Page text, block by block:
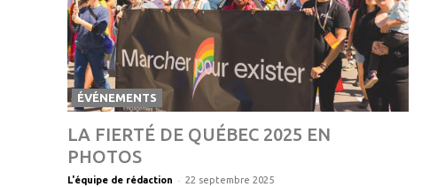
ÉVÉNEMENTS
LA FIERTÉ DE QUÉBEC 2025 EN
PHOTOS
L'équipe de rédaction - 22 septembre 2025